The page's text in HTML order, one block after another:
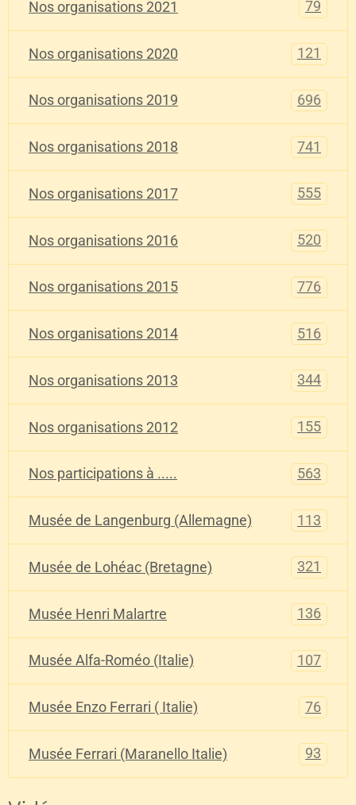
Nos organisations 2021 79
Nos organisations 2020 121
Nos organisations 2019 696
Nos organisations 2018 741
Nos organisations 2017 555
Nos organisations 2016 520
Nos organisations 2015 776
Nos organisations 2014 516
Nos organisations 2013 344
Nos organisations 2012 155
Nos participations à ..... 563
Musée de Langenburg (Allemagne) 113
Musée de Lohéac (Bretagne) 321
Musée Henri Malartre 136
Musée Alfa-Roméo (Italie) 107
Musée Enzo Ferrari ( Italie) 76
Musée Ferrari (Maranello Italie) 93